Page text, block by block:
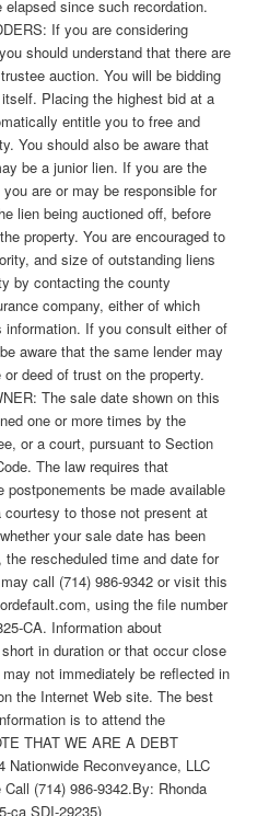
since such recordation.
If you are considering
should understand that there are
auction. You will be bidding
Placing the highest bid at a
entitle you to free and
You should also be aware that
be a junior lien. If you are the
are or may be responsible for
lien being auctioned off, before
property. You are encouraged to
and size of outstanding liens
by contacting the county
company, either of which
If you consult either of
aware that the same lender may
deed of trust on the property.
The sale date shown on this
one or more times by the
or a court, pursuant to Section
The law requires that
postponements be made available
to those not present at
your sale date has been
rescheduled time and date for
call (714) 986-9342 or visit this
using the file number
CA. Information about
in duration or that occur close
not immediately be reflected in
the Internet Web site. The best
is to attend the
THAT WE ARE A DEBT
Nationwide Reconveyance, LLC
(714) 986-9342.By: Rhonda
ca SDI-29235)